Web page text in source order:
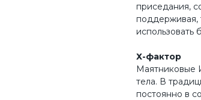
приседания,
поддерживая,
использовать
Х-фактор
Маятниковые
тела. В
постоянно в